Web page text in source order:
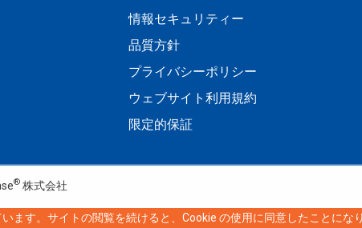
情報セキュリティー
品質方針
プライバシーポリシー
ウェブサイト利用規約
限定的保証
® 株式会社
ます。サイトの閲覧を続けると、Cookie の使用に同意したことにな